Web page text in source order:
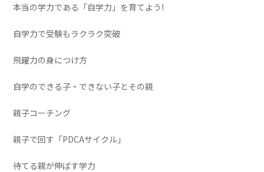
本当の学力である「自学力」を育てよう!
自学力で受験もラクラク突破
飛躍力の身につけ方
自学のできる子・できない子とその親
親子コーチング
親子で回す「PDCAサイクル」
待てる親が伸ばす学力